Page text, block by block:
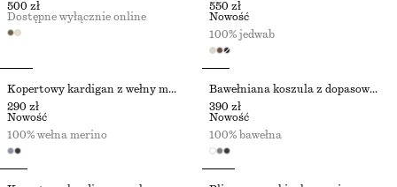
500 zł
Dostępne wyłącznie online
550 zł
Nowość
100% jedwab
Kopertowy kardigan z wełny merynosów
290 zł
Nowość
100% wełna merino
Bawełniana koszula z dopasowaną talią
390 zł
Nowość
100% bawełna